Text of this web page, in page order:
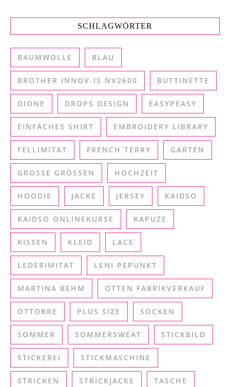
SCHLAGWÖRTER
BAUMWOLLE BLAU
BROTHER INNOV-IS NV2600 BUTTINETTE
DIONE DROPS DESIGN EASYPEASY
EINFACHES SHIRT EMBROIDERY LIBRARY
FELLIMITAT FRENCH TERRY GARTEN
GROSSE GRÖSSEN HOCHZEIT
HOODIE JACKE JERSEY KAIDSO
KAIDSO ONLINEKURSE KAPUZE
KISSEN KLEID LACE
LEDERIMITAT LENI PEPUNKT
MARTINA BEHM OTTEN FABRIKVERKAUF
OTTOBRE PLUS SIZE SOCKEN
SOMMER SOMMERSWEAT STICKBILD
STICKEREI STICKMASCHINE
STRICKEN STRICKJACKE TASCHE